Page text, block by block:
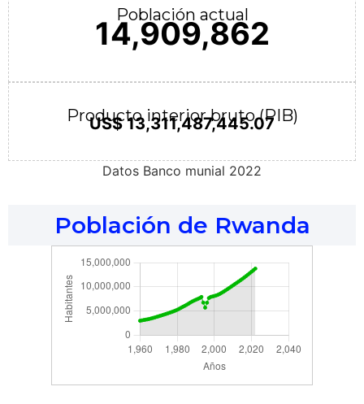
Población actual
14,909,862
Producto interior bruto (PIB)
US$ 13,311,487,445.07
Datos Banco munial 2022
Población de Rwanda